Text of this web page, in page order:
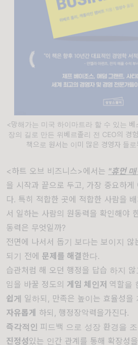
<망해가는 미국 하이마트라 할 수 있는
장의 길로 만든 위베르졸리 전 CEO의 경
책으로 원서는 이미 많은 경영자 들
<하트 오브 비즈니스>에서는 "휴먼
을 시작과 끝으로 두고, 가장 중요하게
다. 특히 적합한 곳에 적합한 사람을
서 일하는 사람의 원동력을 확인해야
동력은 무엇일까?
전면에 나서서 돕기 보다는 보이지 않
되기 전에 문제를 해결한다.
습관처럼 해 오던 행정을 답습 하지 않
임을 바꿀 정도의 게임 체인저 역할을
쉽게 일하되 , 만족은 높이는 효율성을
자유롭게
하되 , 행정장악력을가진다.
즉각적인 피드백 으로 성장 환경을
진정성있는 인간 관계를 통해 확장성을